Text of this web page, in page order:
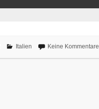
Italien Keine Kommentare